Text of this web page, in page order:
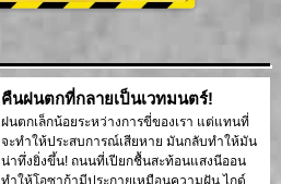
คืนฝนตกที่กลายเป็นเวทมนตร์!
ฝนตกเล็กน้อยระหว่างการขี่ของเรา แต่แทนที่
จะทำให้ประสบการณ์เสียหาย มันกลับทำให้มัน
น่าทึ่งยิ่งขึ้น! ถนนที่เปียกชื้นสะท้อนแสงนีออน